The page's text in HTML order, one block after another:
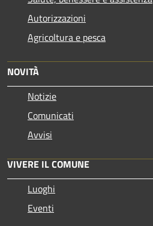
Autorizzazioni
Agricoltura e pesca
NOVITÀ
Notizie
Comunicati
Avvisi
VIVERE IL COMUNE
Luoghi
Eventi